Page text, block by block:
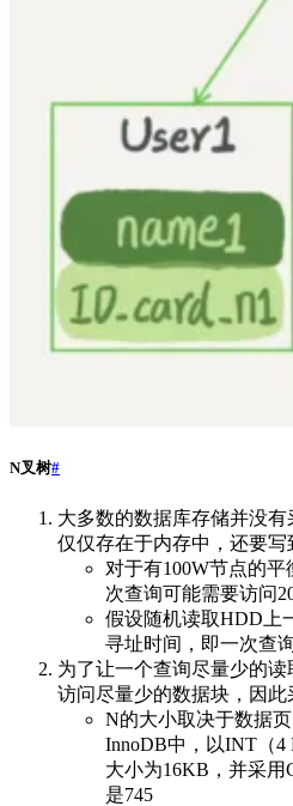
N叉树#
大多数的数据库存储并没
仅仅存在于内存中，还要写
对于有100W节点的
次查询可能需要访问
假设随机读取HDD上
寻址时间，即一次查
为了让一个查询尽量少的
访问尽量少的数据块，因此
N的大小取决于数据
InnoDB中，以INT（4
大小为16KB，并采用
是745